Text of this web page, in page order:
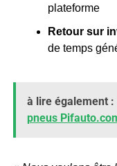
plateforme
Retour sur
de temps
à lire également :
pneus